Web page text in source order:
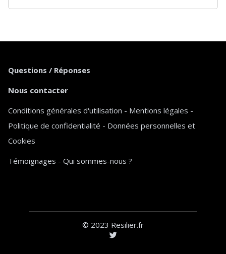
Questions / Réponses
Nous contacter
Conditions générales d'utilisation - Mentions légales -
Politique de confidentialité - Données personnelles et
Cookies
Témoignages - Qui sommes-nous ?
© 2023 Resilier.fr